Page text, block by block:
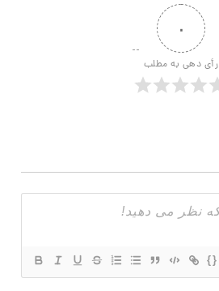
۰
رأی دهی به مطلب
{}